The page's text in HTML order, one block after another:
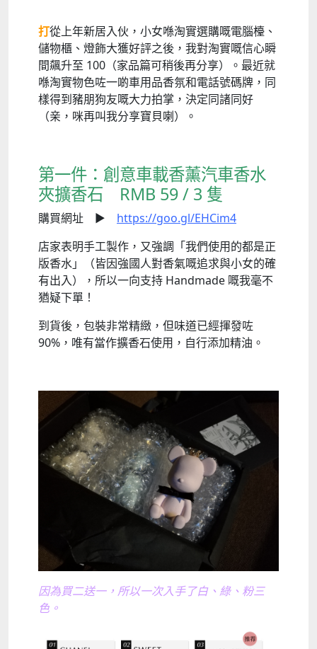
打從上年新居入伙，小女喺淘實選購嘅電腦檯、
儲物櫃、燈飾大獲好評之後，我對淘實嘅信心瞬
間飆升至 100（家品篇可稍後再分享）。最近就
喺淘實物色咗一啲車用品香氛和電話號碼牌，同
樣得到豬朋狗友嘅大力拍掌，決定同諸同好
（亲，咪再叫我分享寶貝喇）。
第一件：創意車載香薰汽車香水
夾擴香石 RMB 59 / 3 隻
購買網址 ► https://goo.gl/EHCim4
店家表明手工製作，又強調「我們使用的都是正
版香水」（皆因強國人對香氣嘅追求與小女的確
有出入），所以一向支持 Handmade 嘅我毫不
猶疑下單！
到貨後，包裝非常精緻，但味道已經揮發咗
90%，唯有當作擴香石使用，自行添加精油。
因為買二送一，所以一次入手了白、綠、粉三
色。